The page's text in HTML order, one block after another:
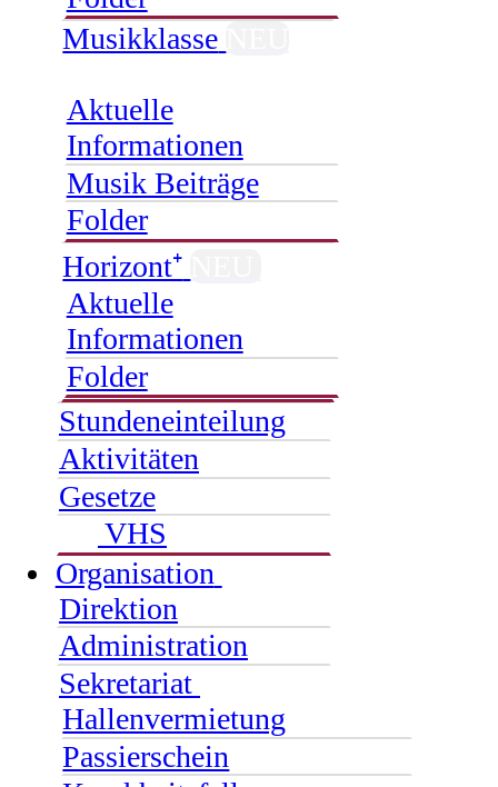
Musikklasse
Aktuelle
Informationen
Musik Beiträge
Folder
Horizont⁺
Aktuelle
Informationen
Folder
Stundeneinteilung
Aktivitäten
Gesetze
VHS
Organisation
Direktion
Administration
Sekretariat
Hallenvermietung
Passierschein